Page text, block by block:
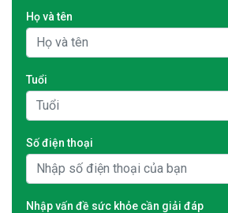
Họ và tên
Tuổi
Số điện thoại
Nhập vấn đề sức khỏe cần giải đáp